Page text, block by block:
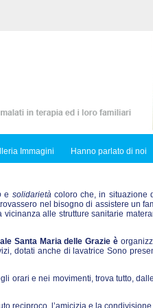
Immagini Hanno parlato di noi
e solidarietàcoloro che, in situazione
nel bisogno di assistere un
alle strutture sanitarie
Santa Maria delle Grazie è
dotati anche di lavatrice Sono
orari e nei movimenti, trova tutto,
reciproco, l’amicizia e la condivisione